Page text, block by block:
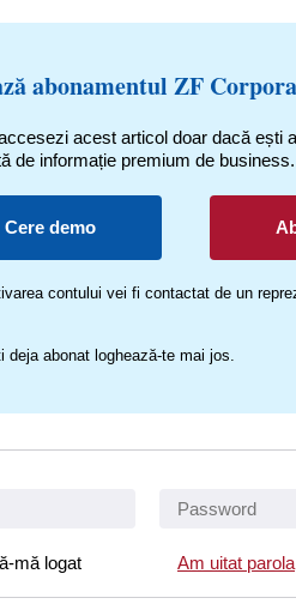
abonamentul ZF
acest articol doar dacă ești
de informație premium de business.
Cere demo
contului vei fi contactat de un
deja abonat loghează-te mai jos.
mă logat Am uitat parola